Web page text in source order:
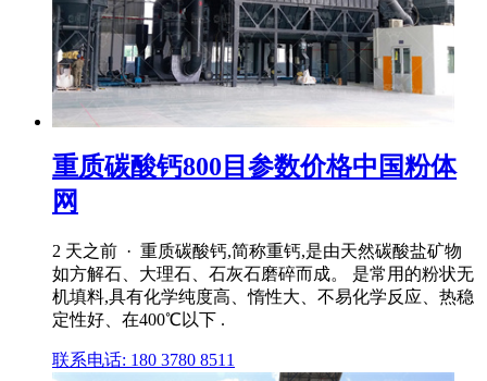
重质碳酸钙800目参数价格中国粉体
网
2 天之前 · 重质碳酸钙,简称重钙,是由天然碳酸盐矿物
如方解石、大理石、石灰石磨碎而成。 是常用的粉状无
机填料,具有化学纯度高、惰性大、不易化学反应、热稳
定性好、在400℃以下 .
联系电话: 180 3780 8511